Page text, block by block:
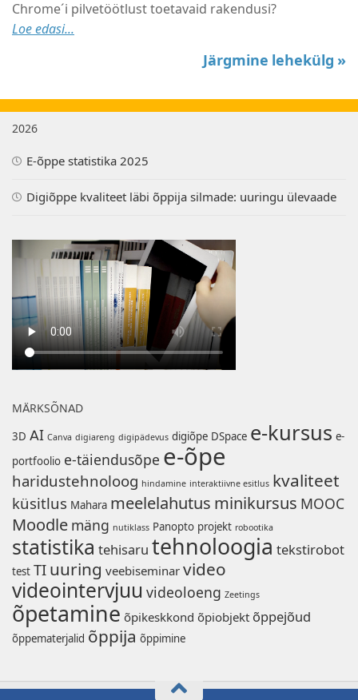
Chrome´i pilvetöötlust toetavaid rakendusi?
Loe edasi...
Järgmine lehekülg »
2026
E-õppe statistika 2025
Digiõppe kvaliteet läbi õppija silmade: uuringu ülevaade
MÄRKSÕNAD
3D AI Canva digiareng digipädevus digiõpe DSpace e-kursus e-
portfoolio e-täiendusõpe e-õpe
haridustehnoloog hindamine interaktiivne esitlus kvaliteet
küsitlus Mahara meelelahutus minikursus MOOC
Moodle mäng nutiklass Panopto projekt robootika
statistika tehisaru tehnoloogia tekstirobot
test TI uuring veebiseminar video
videointervjuu videoloeng Zeetings
õpetamine õpikeskkond õpiobjekt õppejõud
õppematerjalid õppija õppimine